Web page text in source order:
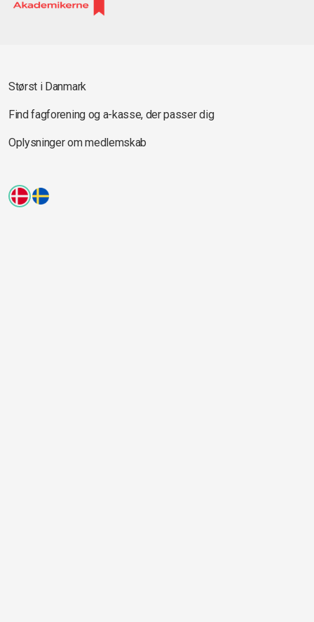
Størst i Danmark
Find fagforening og a-kasse, der passer dig
Oplysninger om medlemskab